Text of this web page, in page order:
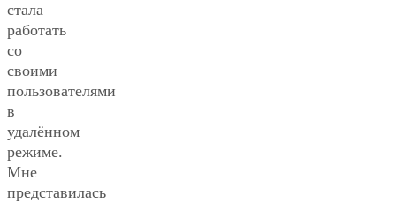
стала
работать
со
своими
пользователями
в
удалённом
режиме.
Мне
представилась